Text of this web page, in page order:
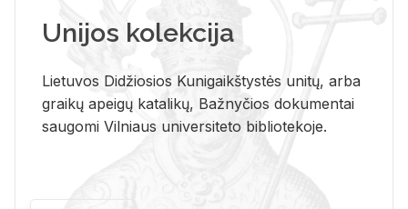
Unijos kolekcija
Lietuvos Didžiosios Kunigaikštystės unitų, arba
graikų apeigų katalikų, Bažnyčios dokumentai
saugomi Vilniaus universiteto bibliotekoje.